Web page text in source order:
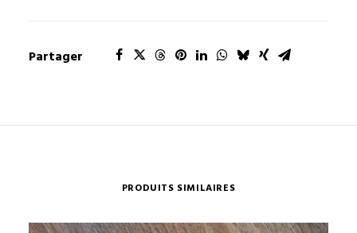
Partager
PRODUITS SIMILAIRES